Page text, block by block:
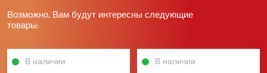
Возможно, Вам будут интересны следующие
товары:
В наличии В наличии